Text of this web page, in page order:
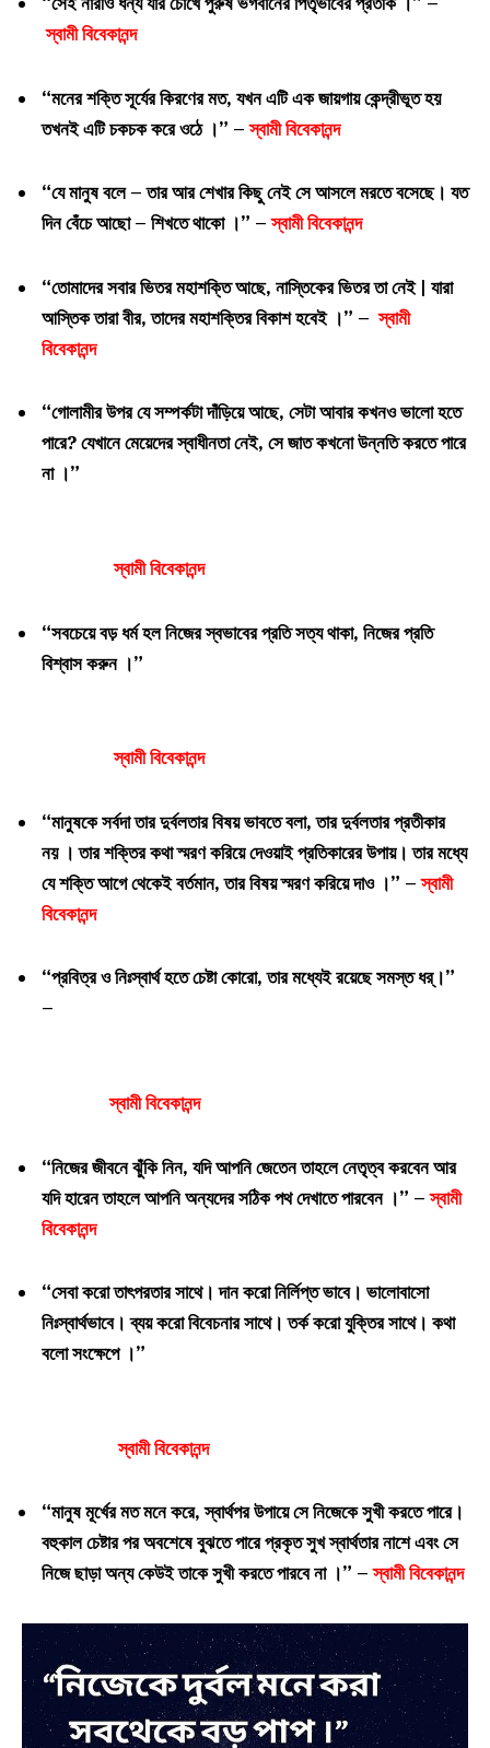
স্বামী বিবেকানন্দ
“মনের শক্তি সূর্যের কিরণের মত, যখন এটি এক জায়গায় কেন্দ্রীভূত হয়
তখনই এটি চকচক করে ওঠে ।” –স্বামী বিবেকানন্দ
“যে মানুষ বলে – তার আর শেখার কিছু নেই সে আসলে মরতে বসেছে। যত
দিন বেঁচে আছো – শিখতে থাকো ।” –স্বামী বিবেকানন্দ
“তোমাদের সবার ভিতর মহাশক্তি আছে, নাস্তিকের ভিতর তা নেই | যারা
আস্তিক তারা বীর, তাদের মহাশক্তির বিকাশ হবেই ।” –স্বামী
বিবেকানন্দ
“গোলামীর উপর যে সম্পর্কটা দাঁড়িয়ে আছে, সেটা আবার কখনও ভালো হতে
পারে? যেখানে মেয়েদের স্বাধীনতা নেই, সে জাত কখনো উন্নতি করতে পারে
না ।”
স্বামী বিবেকানন্দ
“সবচেয়ে বড় ধর্ম হল নিজের স্বভাবের প্রতি সত্য থাকা, নিজের প্রতি
বিশ্বাস করুন ।”
স্বামী বিবেকানন্দ
“মানুষকে সর্বদা তার দুর্বলতার বিষয় ভাবতে বলা, তার দুর্বলতার প্রতীকার
নয় । তার শক্তির কথা স্মরণ করিয়ে দেওয়াই প্রতিকারের উপায়। তার মধ্যে
যে শক্তি আগে থেকেই বর্তমান, তার বিষয় স্মরণ করিয়ে দাও ।” –স্বামী
বিবেকানন্দ
“প্রবিত্র ও নিঃস্বার্থ হতে চেষ্টা কোরো, তার মধ্যেই রয়েছে সমস্ত ধর্।”
–
স্বামী বিবেকানন্দ
“নিজের জীবনে ঝুঁকি নিন, যদি আপনি জেতেন তাহলে নেতৃত্ব করবেন আর
যদি হারেন তাহলে আপনি অন্যদের সঠিক পথ দেখাতে পারবেন ।” –স্বামী
বিবেকানন্দ
“সেবা করো তাৎপরতার সাথে। দান করো নির্লিপ্ত ভাবে। ভালোবাসো
নিঃস্বার্থভাবে। ব্যয় করো বিবেচনার সাথে। তর্ক করো যুক্তির সাথে। কথা
বলো সংক্ষেপে ।”
স্বামী বিবেকানন্দ
“মানুষ মূর্খের মত মনে করে, স্বার্থপর উপায়ে সে নিজেকে সুখী করতে পারে।
বহুকাল চেষ্টার পর অবশেষে বুঝতে পারে প্রকৃত সুখ স্বার্থতার নাশে এবং সে
নিজে ছাড়া অন্য কেউই তাকে সুখী করতে পারবে না ।” –স্বামী বিবেকানন্দ